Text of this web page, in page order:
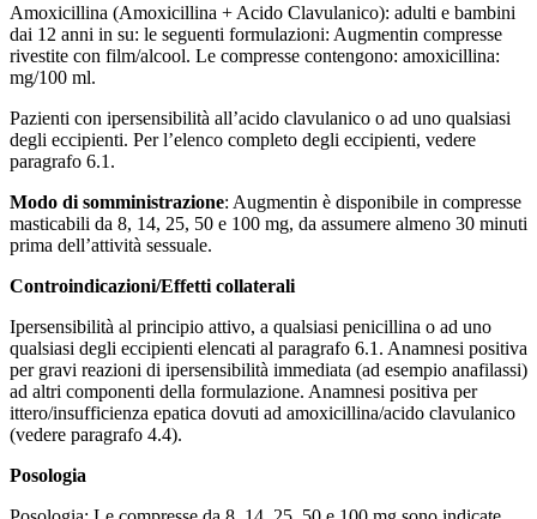
Amoxicillina (Amoxicillina + Acido Clavulanico): adulti e bambini
dai 12 anni in su: le seguenti formulazioni: Augmentin compresse
rivestite con film/alcool. Le compresse contengono: amoxicillina:
mg/100 ml.
Pazienti con ipersensibilità all’acido clavulanico o ad uno qualsiasi
degli eccipienti. Per l’elenco completo degli eccipienti, vedere
paragrafo 6.1.
Modo di somministrazione: Augmentin è disponibile in compresse
masticabili da 8, 14, 25, 50 e 100 mg, da assumere almeno 30 minuti
prima dell’attività sessuale.
Controindicazioni/Effetti collaterali
Ipersensibilità al principio attivo, a qualsiasi penicillina o ad uno
qualsiasi degli eccipienti elencati al paragrafo 6.1. Anamnesi positiva
per gravi reazioni di ipersensibilità immediata (ad esempio anafilassi)
ad altri componenti della formulazione. Anamnesi positiva per
ittero/insufficienza epatica dovuti ad amoxicillina/acido clavulanico
(vedere paragrafo 4.4).
Posologia